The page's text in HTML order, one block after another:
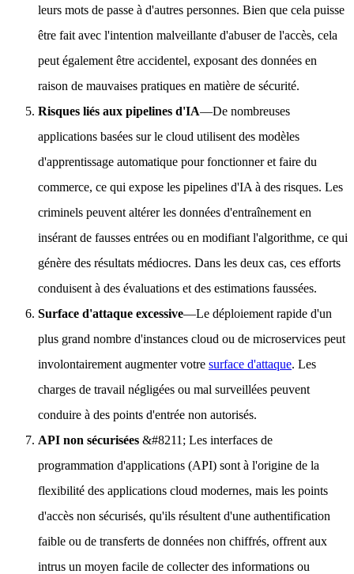
leurs mots de passe à d'autres personnes. Bien que cela puisse
être fait avec l'intention malveillante d'abuser de l'accès, cela
peut également être accidentel, exposant des données en
raison de mauvaises pratiques en matière de sécurité.
Risques liés aux pipelines d'IA—De nombreuses
applications basées sur le cloud utilisent des modèles
d'apprentissage automatique pour fonctionner et faire du
commerce, ce qui expose les pipelines d'IA à des risques. Les
criminels peuvent altérer les données d'entraînement en
insérant de fausses entrées ou en modifiant l'algorithme, ce qui
génère des résultats médiocres. Dans les deux cas, ces efforts
conduisent à des évaluations et des estimations faussées.
Surface d'attaque excessive—Le déploiement rapide d'un
plus grand nombre d'instances cloud ou de microservices peut
involontairement augmenter votre surface d'attaque. Les
charges de travail négligées ou mal surveillées peuvent
conduire à des points d'entrée non autorisés.
API non sécurisées &#8211; Les interfaces de
programmation d'applications (API) sont à l'origine de la
flexibilité des applications cloud modernes, mais les points
d'accès non sécurisés, qu'ils résultent d'une authentification
faible ou de transferts de données non chiffrés, offrent aux
intrus un moyen facile de collecter des informations ou